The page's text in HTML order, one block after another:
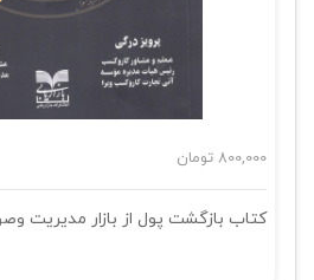
800,000 تومان
کتاب بازگشت پول از بازار مدیریت